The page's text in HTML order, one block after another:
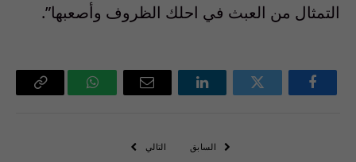
التمثال من العبث في احلك الظروف وأصعبها”.
فيسبوك تويتر لينكدإن
البريد
واتساب Copy
السابق التالي